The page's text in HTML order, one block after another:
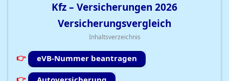
Kfz – Versicherungen 2026
Versicherungsvergleich
Inhaltsverzeichnis
eVB-Nummer beantragen